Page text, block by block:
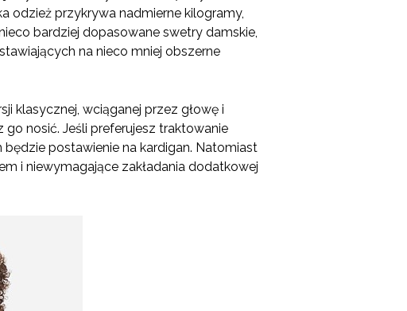
odzież przykrywa nadmierne kilogramy,
bardziej dopasowane swetry damskie,
na nieco mniej obszerne
klasycznej, wciąganej przez głowę i
nosić. Jeśli preferujesz traktowanie
postawienie na kardigan. Natomiast
i niewymagające zakładania dodatkowej